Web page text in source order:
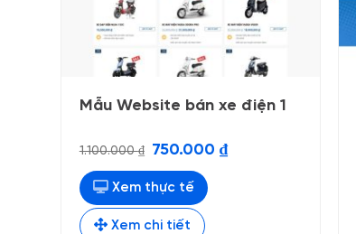
Mẫu Website bán xe điện 1
1.100.000₫
Giá
là:
1.100.000 ₫.
750.000 ₫Giá
hiện
Xem thực tế
Xem chi tiết